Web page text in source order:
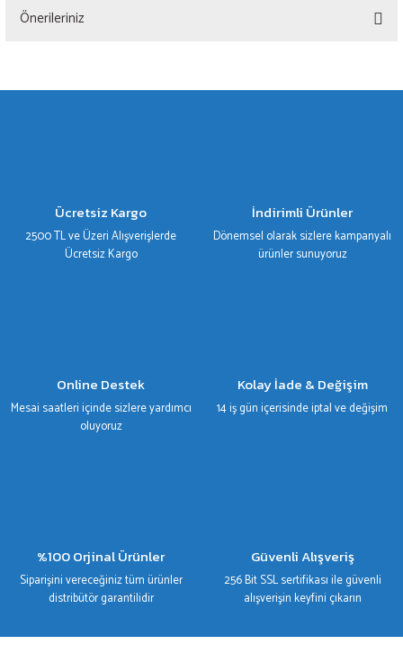
Önerileriniz
gördüğünüz noktaları öneri formunu kullanarak tarafımıza iletebilirsiniz.
Ürün fiyatı diğer sitelerden daha pahalı.
Bu ürüne benzer farklı alternatifler olmalı.
Ücretsiz Kargo
2500 TL ve Üzeri Alışverişlerde
Ücretsiz Kargo
İndirimli Ürünler
Dönemsel olarak sizlere kampanyalı
ürünler sunuyoruz
Online Destek
Mesai saatleri içinde sizlere yardımcı
oluyoruz
Kolay İade & Değişim
14 iş gün içerisinde iptal ve değişim
%100 Orjinal Ürünler
Siparişini vereceğiniz tüm ürünler
distribütör garantilidir
Güvenli Alışveriş
256 Bit SSL sertifikası ile güvenli
alışverişin keyfini çıkarın